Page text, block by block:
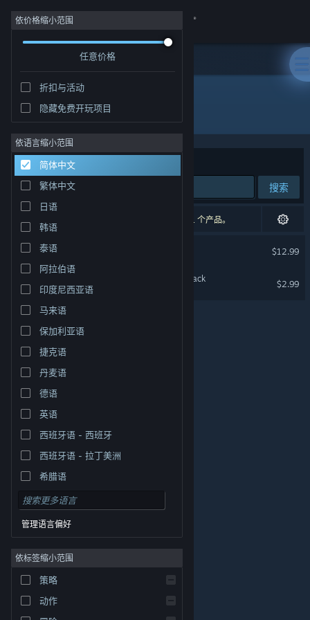
登录
社区
关于
客服
更改语言
获取 Steam 手机应用
查看桌面版网站
© Valve Corporation。保留所有权利。所有商标均为其在
律信息| 无障碍
依价格缩小范围
任意价格
折扣与活动
隐藏免费开玩项目
依语言缩小范围
简体中文
繁体中文
日语
韩语
泰语
阿拉伯语
印度尼西亚语
马来语
保加利亚语
捷克语
丹麦语
德语
英语
西班牙语 - 西班牙
西班牙语 - 拉丁美洲
希腊语
管理语言偏好
依标签缩小范围
策略
动作
开发者: UnholY CreatioN
排序依据 相关性
搜索
2 个匹配的搜索结果。 根据您的偏好，已排除了 1 个产品。
$12.99
Aikagura Original Sound Track
$2.99